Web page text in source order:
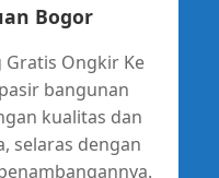
Bogor
Gratis Ongkir Ke
bangunan
kualitas dan
selaras dengan